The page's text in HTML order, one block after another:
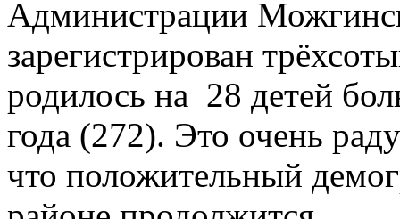
Администрации
зарегистрирован
родилось на 28 детей
года (272). Это очень
что положительный